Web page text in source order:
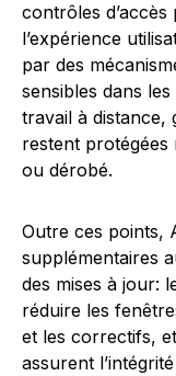
contrôles
l’expérience
par des
sensibles dans
travail à distance,
restent protégées
ou dérobé.
Outre ces points,
supplémentaires
des mises à jour:
réduire les
et les correctifs,
assurent